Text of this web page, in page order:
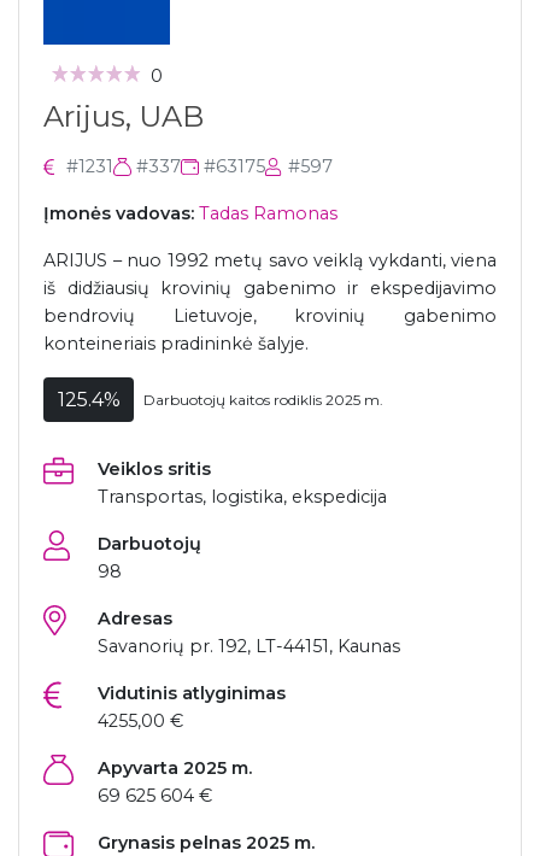
0
Arijus, UAB
#1231 #337 #63175 #597
Įmonės vadovas: Tadas Ramonas
ARIJUS – nuo 1992 metų savo veiklą vykdanti, viena
iš didžiausių krovinių gabenimo ir ekspedijavimo
bendrovių Lietuvoje, krovinių gabenimo
konteineriais pradininkė šalyje.
125.4% Darbuotojų kaitos rodiklis 2025 m.
Veiklos sritis
Transportas, logistika, ekspedicija
Darbuotojų
98
Adresas
Savanorių pr. 192, LT-44151, Kaunas
Vidutinis atlyginimas
4255,00 €
Apyvarta 2025 m.
69 625 604 €
Grynasis pelnas 2025 m.